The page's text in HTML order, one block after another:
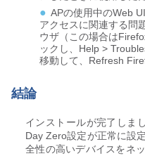
APの使用中のWeb
アクセスに関連する問
ウザ（この場合は
ックし、Help >
移動して、Refresh
結論
インストールが完了しま
Day Zero設定が正常に設
全性の高いデバイスをネ